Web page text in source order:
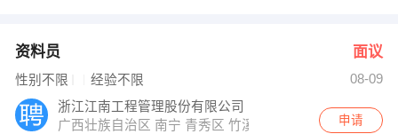
资料员 面议
性别不限 经验不限
08-09
浙江江南工程管理股份有限公司
广西壮族自治区 南宁 青秀区 竹溪大道27号竹青苑4栋1单
申请